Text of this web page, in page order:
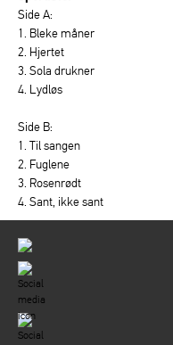
Side A:
1. Bleke måner
2. Hjertet
3. Sola drukner
4. Lydløs
Side B:
1. Til sangen
2. Fuglene
3. Rosenrødt
4. Sant, ikke sant